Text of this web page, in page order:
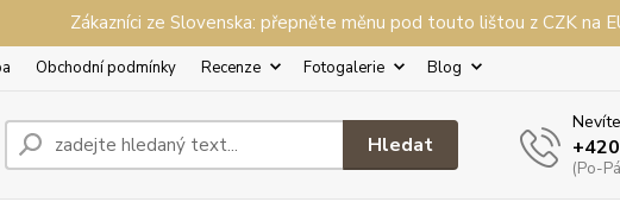
Zákazníci ze Slovenska: přepněte měnu pod touto lištou z CZK na
Obchodní podmínky Recenze Fotogalerie Blog
Hledat
(Po-